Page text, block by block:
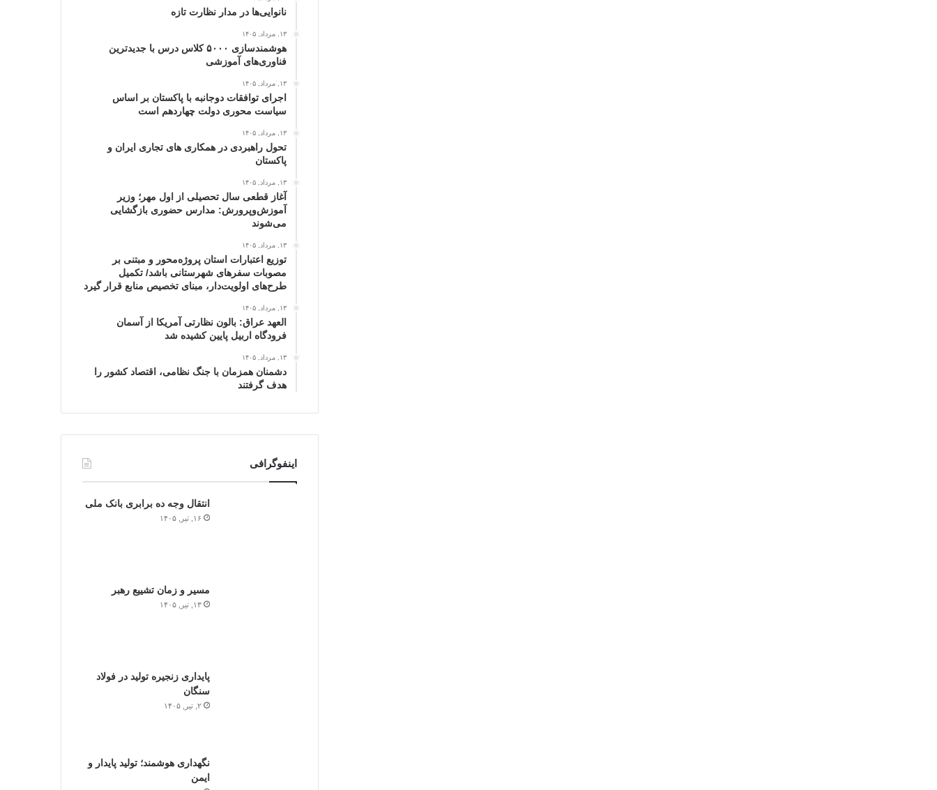
نانوایی‌ها در مدار نظارت تازه
۱۳, مرداد, ۱۴۰۵
هوشمندسازی ۵۰۰۰ کلاس درس با جدیدترین
فناوری‌های آموزشی
۱۳, مرداد, ۱۴۰۵
اجرای توافقات دوجانبه با پاکستان بر اساس
سیاست محوری دولت چهاردهم است
۱۳, مرداد, ۱۴۰۵
تحول راهبردی در همکاری های تجاری ایران و
پاکستان
۱۳, مرداد, ۱۴۰۵
آغاز قطعی سال تحصیلی از اول مهر؛ وزیر
آموزش‌وپرورش: مدارس حضوری بازگشایی
می‌شوند
۱۳, مرداد, ۱۴۰۵
توزیع اعتبارات استان پروژه‌محور و مبتنی بر
مصوبات سفرهای شهرستانی باشد/ تکمیل
طرح‌های اولویت‌دار، مبنای تخصیص منابع قرار گیرد
۱۳, مرداد, ۱۴۰۵
العهد عراق: بالون نظارتی آمریکا از آسمان
فرودگاه اربیل پایین کشیده شد
۱۳, مرداد, ۱۴۰۵
دشمنان همزمان با جنگ نظامی، اقتصاد کشور را
هدف گرفتند
اینفوگرافی
انتقال وجه ده برابری بانک ملی
۱۶, تیر, ۱۴۰۵
مسیر و زمان تشییع رهبر
۱۳, تیر, ۱۴۰۵
پایداری زنجیره تولید در فولاد
سنگان
۲, تیر, ۱۴۰۵
نگهداری هوشمند؛ تولید پایدار و
ایمن